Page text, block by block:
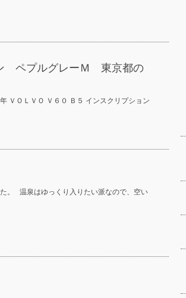
ペプルグレーＭ 東京都の
ＶＯＬＶＯ Ｖ６０ Ｂ５ インスクリプション
。 温泉はゆっくり入りたい派なので、空い